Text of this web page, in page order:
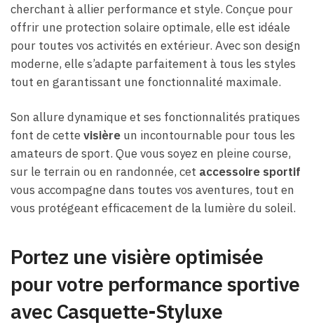
cherchant à allier performance et style. Conçue pour
offrir une protection solaire optimale, elle est idéale
pour toutes vos activités en extérieur. Avec son design
moderne, elle s’adapte parfaitement à tous les styles
tout en garantissant une fonctionnalité maximale.
Son allure dynamique et ses fonctionnalités pratiques
font de cettevisière un incontournable pour tous les
amateurs de sport. Que vous soyez en pleine course,
sur le terrain ou en randonnée, cet accessoire sportif
vous accompagne dans toutes vos aventures, tout en
vous protégeant efficacement de la lumière du soleil.
Portez une visière optimisée
pour votre performance sportive
avec Casquette-Styluxe